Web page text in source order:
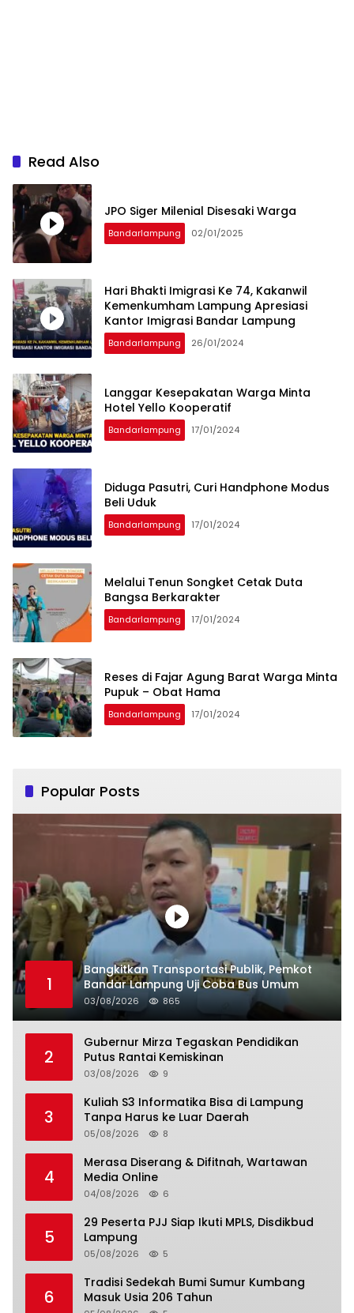
Read Also
JPO Siger Milenial Disesaki Warga
Bandarlampung 02/01/2025
Hari Bhakti Imigrasi Ke 74, Kakanwil
Kemenkumham Lampung Apresiasi
Kantor Imigrasi Bandar Lampung
Bandarlampung 26/01/2024
Langgar Kesepakatan Warga Minta
Hotel Yello Kooperatif
Bandarlampung 17/01/2024
Diduga Pasutri, Curi Handphone Modus
Beli Uduk
Bandarlampung 17/01/2024
Melalui Tenun Songket Cetak Duta
Bangsa Berkarakter
Bandarlampung 17/01/2024
Reses di Fajar Agung Barat Warga Minta
Pupuk – Obat Hama
Bandarlampung 17/01/2024
Popular Posts
1
Bangkitkan Transportasi Publik, Pemkot
Bandar Lampung Uji Coba Bus Umum
03/08/2026 865
2
Gubernur Mirza Tegaskan Pendidikan
Putus Rantai Kemiskinan
03/08/2026 9
3
Kuliah S3 Informatika Bisa di Lampung
Tanpa Harus ke Luar Daerah
05/08/2026 8
4
Merasa Diserang & Difitnah, Wartawan
Media Online
04/08/2026 6
5
29 Peserta PJJ Siap Ikuti MPLS, Disdikbud
Lampung
05/08/2026 5
6
Tradisi Sedekah Bumi Sumur Kumbang
Masuk Usia 206 Tahun